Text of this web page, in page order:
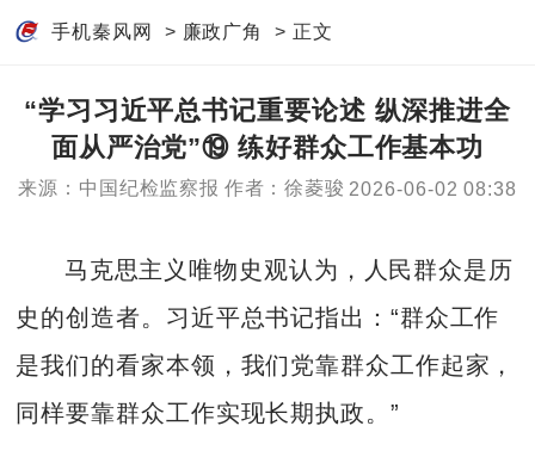
手机秦风网 > 廉政广角 > 正文
“学习习近平总书记重要论述 纵深推进全
面从严治党”⑲ 练好群众工作基本功
来源：中国纪检监察报 作者：徐菱骏 2026-06-02 08:38
马克思主义唯物史观认为，人民群众是历
史的创造者。习近平总书记指出：“群众工作
是我们的看家本领，我们党靠群众工作起家，
同样要靠群众工作实现长期执政。”